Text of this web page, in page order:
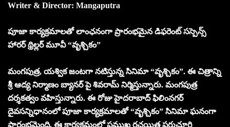
Writer & Director: Mangaputra
పూజా కార్యక్రమాలతో లాంఛనంగా ప్రారంభమైన డిఫరెంట్ సస్పెన్స్
హారర్ థ్రిల్లర్ మూవీ “వృశ్చికం”
మంగపుత్ర, యశ్విక జంటగా నటిస్తున్న సినిమా “వృశ్చికం”. ఈ చిత్రాన్ని
శ్రీ ఆద్య నిర్మాణం బ్యానర్ పై శివరామ్ నిర్మిస్తున్నారు. మంగపుత్ర
దర్శకత్వం వహిస్తున్నారు. ఈ రోజు హైదరాబాద్ ఫిలింనగర్
దైవసన్నిధానంలో పూజా కార్యక్రమాలతో “వృశ్చికం” సినిమా ఘనంగా
ప్రారంభమైంది. ఈ కార్యక్రమంలో ప్రముఖ రచయిత పరుచూరి